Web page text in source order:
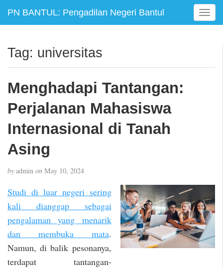
PN BANTUL: Pengadilan Negeri Bantul
T
o
e
Tag: universitas
Menghadapi Tantangan:
Perjalanan Mahasiswa
Internasional di Tanah
Asing
by admin on May 10, 2024
Studi di luar negeri sering
kali dianggap sebagai
pengalaman yang menarik
dan membuka mata.
Namun, di balik pesonanya,
terdapat tantangan-